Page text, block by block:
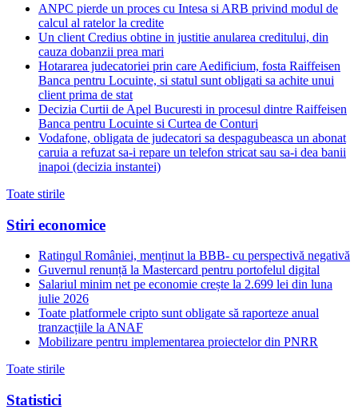
ANPC pierde un proces cu Intesa si ARB privind modul de
calcul al ratelor la credite
Un client Credius obtine in justitie anularea creditului, din
cauza dobanzii prea mari
Hotararea judecatoriei prin care Aedificium, fosta Raiffeisen
Banca pentru Locuinte, si statul sunt obligati sa achite unui
client prima de stat
Decizia Curtii de Apel Bucuresti in procesul dintre Raiffeisen
Banca pentru Locuinte si Curtea de Conturi
Vodafone, obligata de judecatori sa despagubeasca un abonat
caruia a refuzat sa-i repare un telefon stricat sau sa-i dea banii
inapoi (decizia instantei)
Toate stirile
Stiri economice
Ratingul României, menținut la BBB- cu perspectivă negativă
Guvernul renunță la Mastercard pentru portofelul digital
Salariul minim net pe economie crește la 2.699 lei din luna
iulie 2026
Toate platformele cripto sunt obligate să raporteze anual
tranzacțiile la ANAF
Mobilizare pentru implementarea proiectelor din PNRR
Toate stirile
Statistici